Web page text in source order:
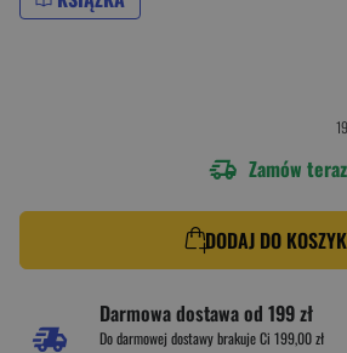
Zamów
DODAJ DO
Darmowa dostawa od 199 zł
Do darmowej dostawy brakuje Ci 199,00 zł